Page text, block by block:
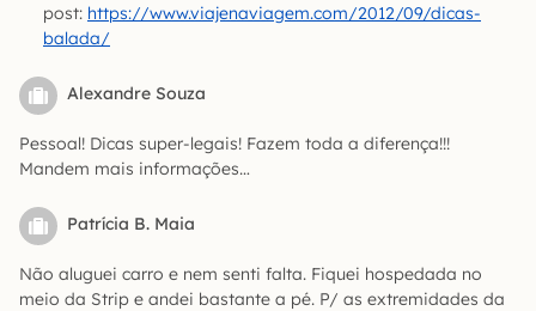
post: https://www.viajenaviagem.com/2012/09/dicas-
balada/
Alexandre Souza
Pessoal! Dicas super-legais! Fazem toda a diferença!!!
Mandem mais informações…
Patrícia B. Maia
Não aluguei carro e nem senti falta. Fiquei hospedada no
meio da Strip e andei bastante a pé. P/ as extremidades da